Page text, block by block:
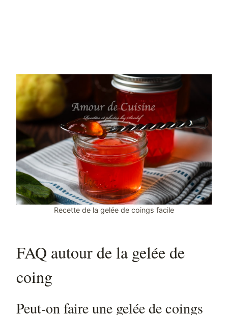
Recette de la gelée de coings facile
FAQ autour de la gelée de
coing
Peut-on faire une gelée de coings